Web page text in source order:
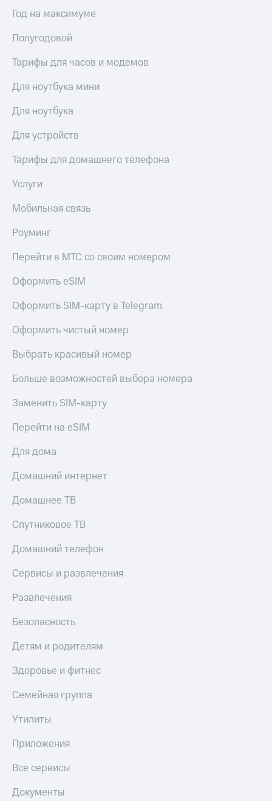
Год на максимуме
Полугодовой
Тарифы для часов и модемов
Для ноутбука мини
Для ноутбука
Для устройств
Тарифы для домашнего телефона
Услуги
Мобильная связь
Роуминг
Перейти в МТС со своим номером
Оформить eSIM
Оформить SIM-карту в Telegram
Оформить чистый номер
Выбрать красивый номер
Больше возможностей выбора номера
Заменить SIM-карту
Перейти на eSIM
Для дома
Домашний интернет
Домашнее ТВ
Спутниковое ТВ
Домашний телефон
Сервисы и развлечения
Развлечения
Безопасность
Детям и родителям
Здоровье и фитнес
Семейная группа
Утилиты
Приложения
Все сервисы
Документы